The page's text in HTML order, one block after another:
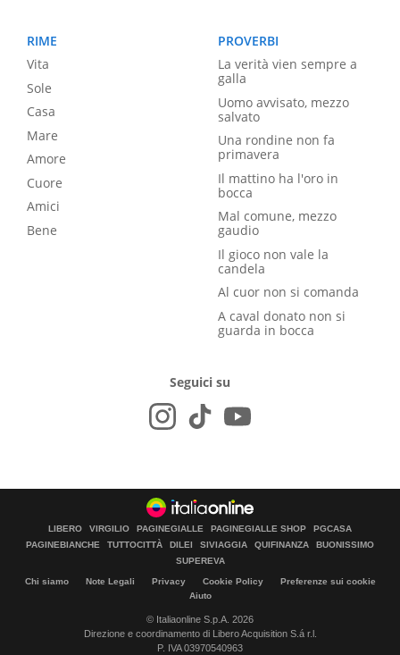
RIME
Vita
Sole
Casa
Mare
Amore
Cuore
Amici
Bene
PROVERBI
La verità vien sempre a
galla
Uomo avvisato, mezzo
salvato
Una rondine non fa
primavera
Il mattino ha l'oro in
bocca
Mal comune, mezzo
gaudio
Il gioco non vale la
candela
Al cuor non si comanda
A caval donato non si
guarda in bocca
Seguici su
LIBERO VIRGILIO PAGINEGIALLE PAGINEGIALLE SHOP
PGCASA
PAGINEBIANCHE
TUTTOCITTÀ DILEI SIVIAGGIA QUIFINANZA
BUONISSIMO
SUPEREVA
Chi siamo Note Legali Privacy Cookie Policy
Preferenze sui cookie
Aiuto
© Italiaonline S.p.A. 2026
Direzione e coordinamento di Libero Acquisition S.á r.l.
P. IVA 03970540963